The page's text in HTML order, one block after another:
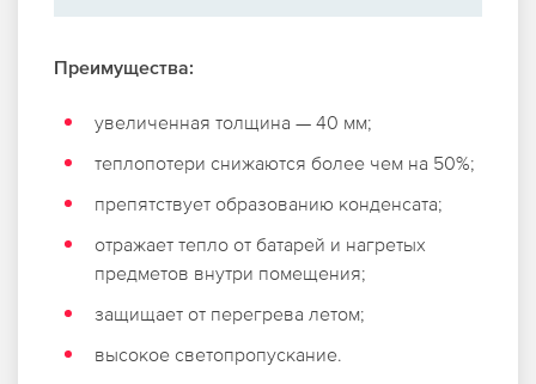
Преимущества:
увеличенная толщина — 40 мм;
теплопотери снижаются более чем на 50%;
препятствует образованию конденсата;
отражает тепло от батарей и нагретых
предметов внутри помещения;
защищает от перегрева летом;
высокое светопропускание.